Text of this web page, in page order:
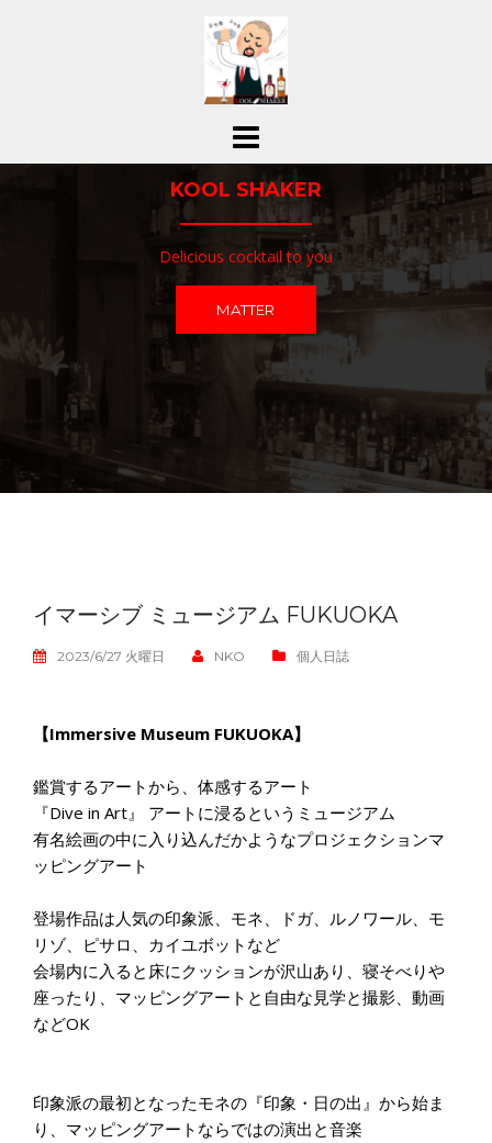
ス
KOOL SHAKER
Delicious cocktail to you
MATTER
イマーシブ ミュージアム FUKUOKA
2023/6/27 火曜日 NKO 個人日誌
【Immersive Museum FUKUOKA】
鑑賞するアートから、体感するアート
『Dive in Art』 アートに浸るというミュージアム
有名絵画の中に入り込んだかようなプロジェクションマ
ッピングアート
登場作品は人気の印象派、モネ、ドガ、ルノワール、モ
リゾ、ピサロ、カイユボットなど
会場内に入ると床にクッションが沢山あり、寝そべりや
座ったり、マッピングアートと自由な見学と撮影、動画
などOK
印象派の最初となったモネの『印象・日の出』から始ま
り、マッピングアートならではの演出と音楽